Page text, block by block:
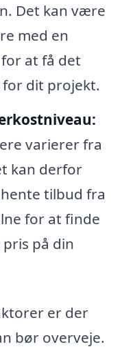
Det kan være
med en
at få det
dit projekt.
varierer fra
kan derfor
tilbud fra
for at finde
på din
er der
bør overveje.